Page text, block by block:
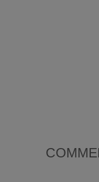
Base